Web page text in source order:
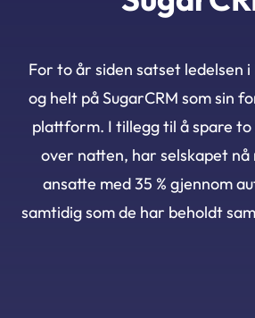
For to år siden satset ledelsen
og helt på SugarCRM som sin
plattform. I tillegg til å spare
over natten, har selskapet
ansatte med 35 % gjennom
samtidig som de har beholdt